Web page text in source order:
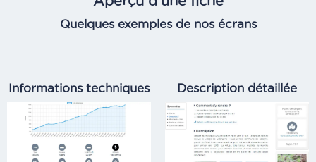
Quelques exemples de nos écrans
Informations techniques Description détaillée